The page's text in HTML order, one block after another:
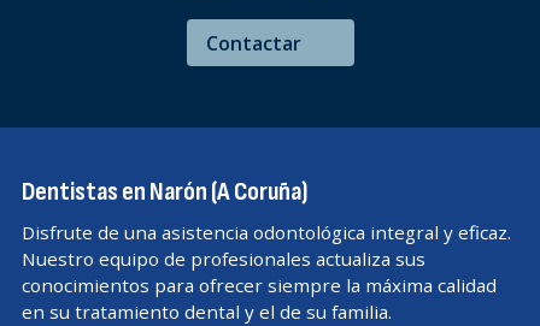
Contactar
Dentistas en Narón (A Coruña)
Disfrute de una asistencia odontológica integral y eficaz.
Nuestro equipo de profesionales actualiza sus
conocimientos para ofrecer siempre la máxima calidad
en su tratamiento dental y el de su familia.